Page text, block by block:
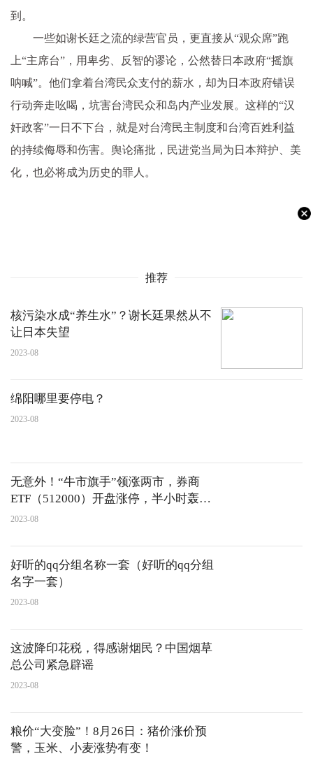
到。
一些如谢长廷之流的绿营官员，更直接从“观众席”跑
上“主席台”，用卑劣、反智的谬论，公然替日本政府“摇旗
呐喊”。他们拿着台湾民众支付的薪水，却为日本政府错误
行动奔走吆喝，坑害台湾民众和岛内产业发展。这样的“汉
奸政客”一日不下台，就是对台湾民主制度和台湾百姓利益
的持续侮辱和伤害。舆论痛批，民进党当局为日本辩护、美
化，也必将成为历史的罪人。
推荐
核污染水成“养生水”？谢长廷果然从不
让日本失望
2023-08
绵阳哪里要停电？
2023-08
无意外！“牛市旗手”领涨两市，券商
ETF（512000）开盘涨停，半小时轰出
16亿元巨量！
2023-08
好听的qq分组名称一套（好听的qq分组
名字一套）
2023-08
这波降印花税，得感谢烟民？中国烟草
总公司紧急辟谣
2023-08
粮价“大变脸”！8月26日：猪价涨价预
警，玉米、小麦涨势有变！